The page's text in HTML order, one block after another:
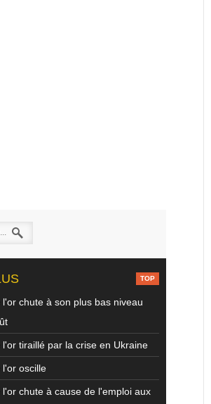
l'or chute à son plus bas niveau
l'or tiraillé par la crise en Ukraine
l'or oscille
l'or chute à cause de l'emploi aux